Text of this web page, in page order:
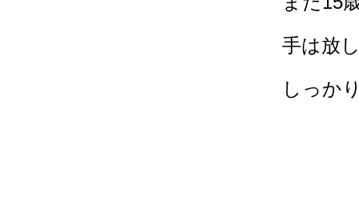
手は放
しっか